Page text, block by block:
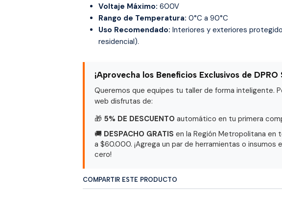
Voltaje Máximo: 600V
Rango de Temperatura: 0°C a 90°C
Uso Recomendado: Interiores y exteriores
residencial).
¡Aprovecha los Beneficios Exclusivos de DPRO
Queremos que equipes tu taller de forma inteligente.
web disfrutas de:
🎁 5% DE DESCUENTO automático en tu primera
🚚 DESPACHO GRATIS en la Región Metropolitana en
a $60.000. ¡Agrega un par de herramientas o
cero!
COMPARTIR ESTE PRODUCTO